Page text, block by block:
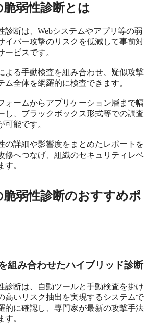
弱性診断とは
診断は、Webシステムやアプリ等の弱
イバー攻撃のリスクを低減して事前対
ービスです。
よる手動検査を組み合わせ、疑似攻撃
ム全体を網羅的に検査できます。
ォームからアプリケーション層まで幅
し、ブラックボックス形式等での調査
可能です。
の詳細や影響度をまとめたレポートを
修へつなげ、組織のセキュリティレベ
す。
弱性診断のおすすめポ
組み合わせたハイブリッド診断
診断は、自動ツールと手動検査を掛け
高いリスク抽出を実現するシステムで
的に確認し、専門家が最新の攻撃手法
す。